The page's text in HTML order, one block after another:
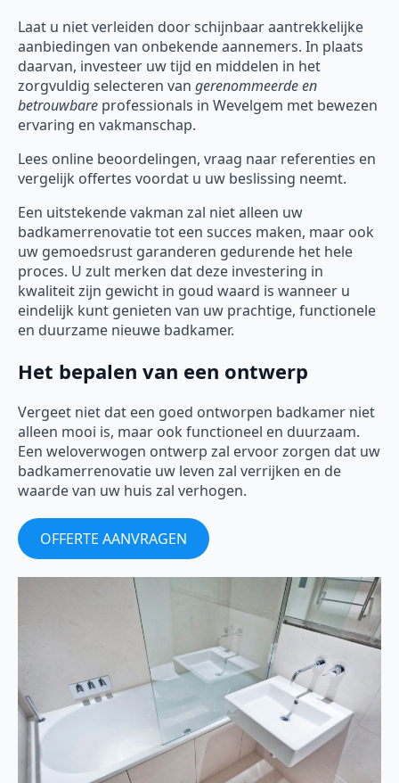
Laat u niet verleiden door schijnbaar aantrekkelijke
aanbiedingen van onbekende aannemers. In plaats
daarvan, investeer uw tijd en middelen in het
zorgvuldig selecteren van gerenommeerde en
betrouwbare professionals in Wevelgem met bewezen
ervaring en vakmanschap.
Lees online beoordelingen, vraag naar referenties en
vergelijk offertes voordat u uw beslissing neemt.
Een uitstekende vakman zal niet alleen uw
badkamerrenovatie tot een succes maken, maar ook
uw gemoedsrust garanderen gedurende het hele
proces. U zult merken dat deze investering in
kwaliteit zijn gewicht in goud waard is wanneer u
eindelijk kunt genieten van uw prachtige, functionele
en duurzame nieuwe badkamer.
Het bepalen van een ontwerp
Vergeet niet dat een goed ontworpen badkamer niet
alleen mooi is, maar ook functioneel en duurzaam.
Een weloverwogen ontwerp zal ervoor zorgen dat uw
badkamerrenovatie uw leven zal verrijken en de
waarde van uw huis zal verhogen.
OFFERTE AANVRAGEN